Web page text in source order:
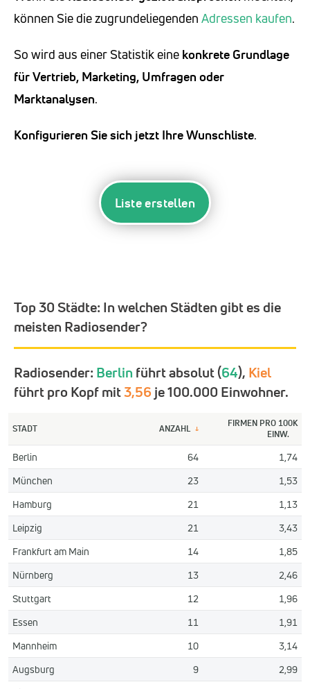
können Sie die zugrundeliegenden Adressen kaufen.
So wird aus einer Statistik eine konkrete Grundlage
für Vertrieb, Marketing, Umfragen oder
Marktanalysen.
Konfigurieren Sie sich jetzt Ihre Wunschliste.
Liste erstellen
Top 30 Städte: In welchen Städten gibt es die
meisten Radiosender?
Radiosender: Berlin führt absolut (64), Kiel
führt pro Kopf mit3,56 je 100.000 Einwohner.
STADT ANZAHL ↓
FIRMEN PRO 100K
EINW.
Berlin 64
1,74
München
23
1,53
Hamburg
21
1,13
Leipzig
21
3,43
Frankfurt am Main
14
1,85
Nürnberg
13
2,46
Stuttgart
12
1,96
Essen
11
1,91
Mannheim
10
3,14
Augsburg
9
2,99